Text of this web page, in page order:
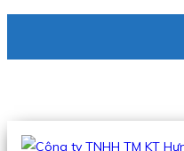
Hotline:0938 336 079